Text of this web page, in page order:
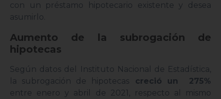
con un préstamo hipotecario existente y desea
asumirlo.
Aumento de la subrogación de
hipotecas
Según datos del Instituto Nacional de Estadística,
la subrogación de hipotecas creció un 275%
entre enero y abril de 2021, respecto al mismo